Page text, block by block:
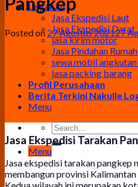
Layanan
Jasa Ekspedisi Laut
Jasa Ekspedisi Darat
jasa kirim motor
Jasa Pindahan
sewa mobil
jasa packing barang
Profil Perusahaan
Berita Terkini Nakulle
Menu
Menu
Posted on 27 Agustus 202127
Jasa Ekspedisi Tarakan
Jasa ekspedisi tarakan pangkep
membangun provinsi Kalimantan